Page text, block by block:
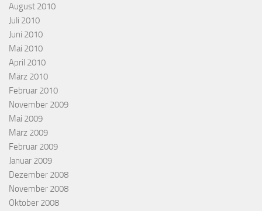
August 2010
Juli 2010
Juni 2010
Mai 2010
April 2010
März 2010
Februar 2010
November 2009
Mai 2009
März 2009
Februar 2009
Januar 2009
Dezember 2008
November 2008
Oktober 2008